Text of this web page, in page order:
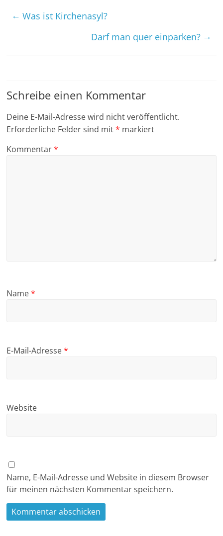
← Was ist Kirchenasyl?
Darf man quer einparken? →
Schreibe einen Kommentar
Deine E-Mail-Adresse wird nicht veröffentlicht.
Erforderliche Felder sind mit* markiert
Kommentar*
Name*
E-Mail-Adresse*
Website
Name, E-Mail-Adresse und Website in diesem Browser
für meinen nächsten Kommentar speichern.